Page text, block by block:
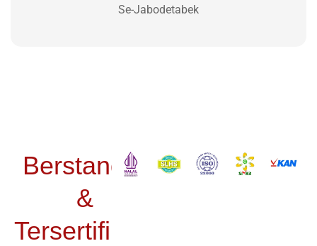
Se-Jabodetabek
Berstandar
&
Tersertifikasi